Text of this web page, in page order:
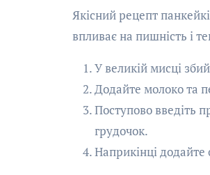
Якісний рецепт
впливає на пишність і
У великій мисці
Додайте молоко та
Поступово введіть
грудочок.
Наприкінці